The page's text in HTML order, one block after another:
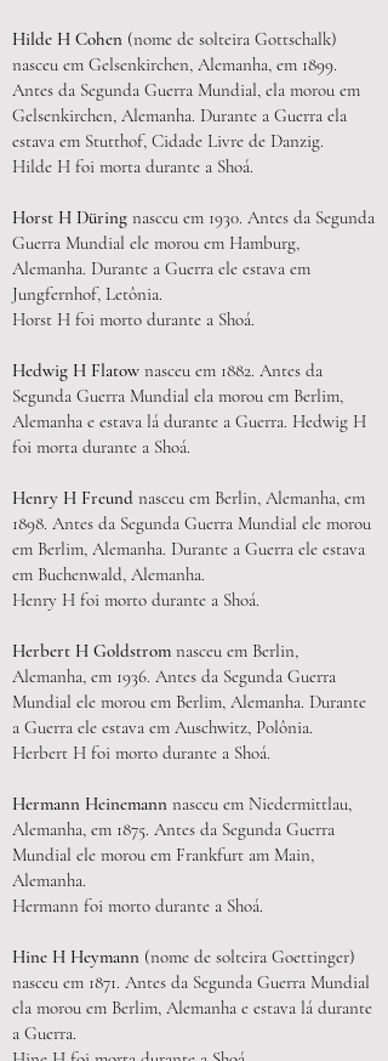
Hilde H Cohen (nome de solteira Gottschalk)
nasceu em Gelsenkirchen, Alemanha, em 1899.
Antes da Segunda Guerra Mundial, ela morou em
Gelsenkirchen, Alemanha. Durante a Guerra ela
estava em Stutthof, Cidade Livre de Danzig.
Hilde H foi morta durante a Shoá.
Horst H Düring nasceu em 1930. Antes da Segunda
Guerra Mundial ele morou em Hamburg,
Alemanha. Durante a Guerra ele estava em
Jungfernhof, Letônia.
Horst H foi morto durante a Shoá.
Hedwig H Flatow nasceu em 1882. Antes da
Segunda Guerra Mundial ela morou em Berlim,
Alemanha e estava lá durante a Guerra. Hedwig H
foi morta durante a Shoá.
Henry H Freund nasceu em Berlin, Alemanha, em
1898. Antes da Segunda Guerra Mundial ele morou
em Berlim, Alemanha. Durante a Guerra ele estava
em Buchenwald, Alemanha.
Henry H foi morto durante a Shoá.
Herbert H Goldstrom nasceu em Berlin,
Alemanha, em 1936. Antes da Segunda Guerra
Mundial ele morou em Berlim, Alemanha. Durante
a Guerra ele estava em Auschwitz, Polônia.
Herbert H foi morto durante a Shoá.
Hermann Heinemann nasceu em Niedermittlau,
Alemanha, em 1875. Antes da Segunda Guerra
Mundial ele morou em Frankfurt am Main,
Alemanha.
Hermann foi morto durante a Shoá.
Hine H Heymann (nome de solteira Goettinger)
nasceu em 1871. Antes da Segunda Guerra Mundial
ela morou em Berlim, Alemanha e estava lá durante
a Guerra.